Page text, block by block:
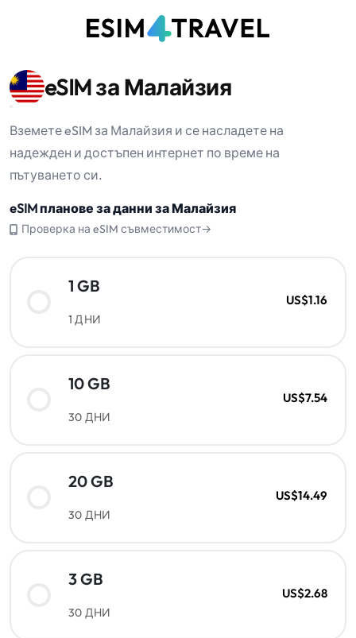
eSIM за Малайзия
Вземете eSIM за Малайзия и се насладете на
надежден и достъпен интернет по време на
пътуването си.
eSIM планове за данни за Малайзия
Проверка на eSIM съвместимост→
1 GB
1 ДНИ
US$1.16
10 GB
30 ДНИ
US$7.54
20 GB
30 ДНИ
US$14.49
3 GB
30 ДНИ
US$2.68